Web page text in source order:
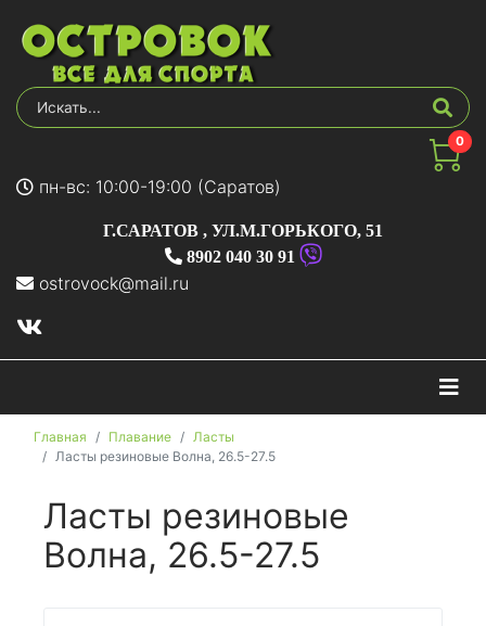
0
пн-вс: 10:00-19:00 (Саратов)
Г.САРАТОВ , УЛ.М.ГОРЬКОГО, 51
8902 040 30 91
ostrovock@mail.ru
Главная Плавание
Ласты
Ласты резиновые Волна, 26.5-27.5
Ласты резиновые
Волна, 26.5-27.5